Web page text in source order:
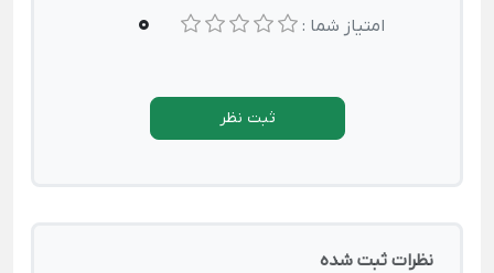
امتیاز شما : 0
ثبت نظر
نظرات ثبت شده